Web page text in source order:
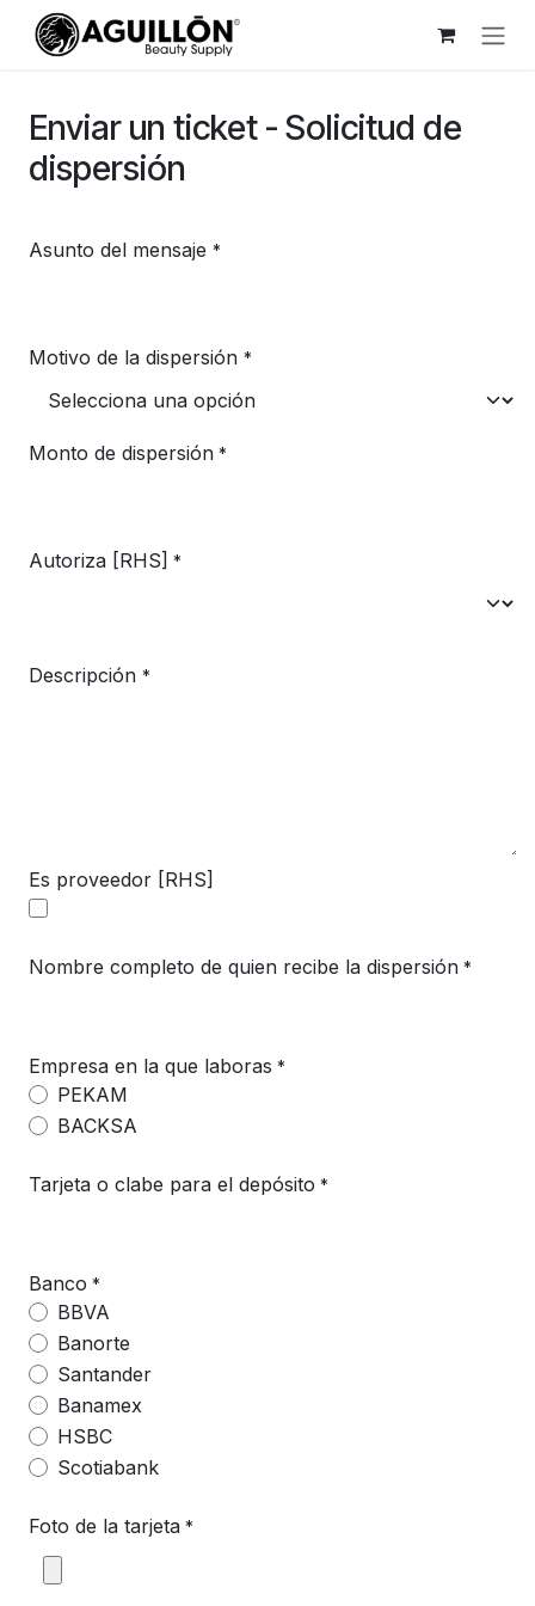
Ir al contenido
Enviar un ticket - Solicitud de
dispersión
Asunto del mensaje *
Motivo de la dispersión *
Monto de dispersión *
Autoriza [RHS] *
Descripción *
Es proveedor [RHS]
Nombre completo de quien recibe la dispersión *
Empresa en la que laboras *
PEKAM
BACKSA
Tarjeta o clabe para el depósito *
Banco *
BBVA
Banorte
Santander
Banamex
HSBC
Scotiabank
Foto de la tarjeta *